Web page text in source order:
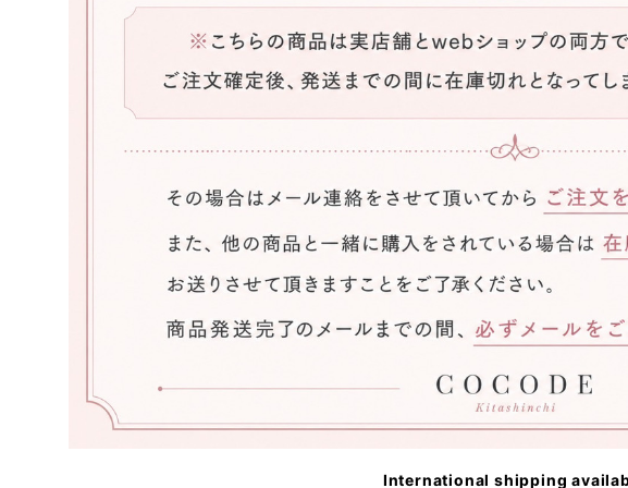
International shipping